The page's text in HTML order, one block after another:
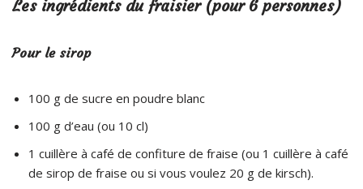
Les ingrédients du fraisier (pour 6 personnes)
Pour le sirop
100 g de sucre en poudre blanc
100 g d’eau (ou 10 cl)
1 cuillère à café de confiture de fraise (ou 1 cuillère à café
de sirop de fraise ou si vous voulez 20 g de kirsch).